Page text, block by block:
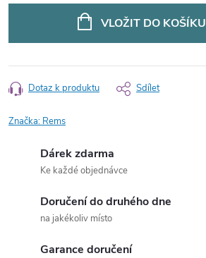
VLOŽIT DO KOŠÍKU
Dotaz k produktu Sdílet
Značka: Rems
Dárek zdarma
Ke každé objednávce
Doručení do druhého dne
na jakékoliv místo
Garance doručení